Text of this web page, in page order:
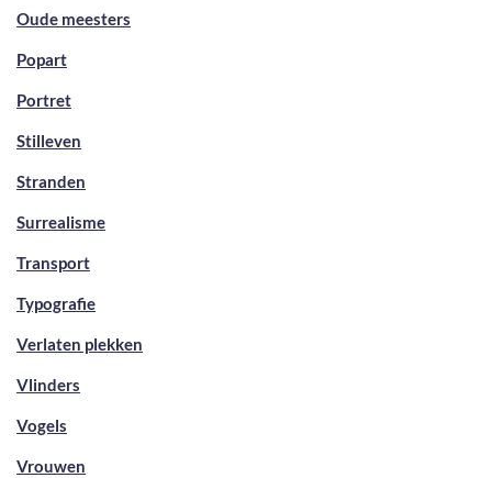
Oude meesters
Popart
Portret
Stilleven
Stranden
Surrealisme
Transport
Typografie
Verlaten plekken
Vlinders
Vogels
Vrouwen